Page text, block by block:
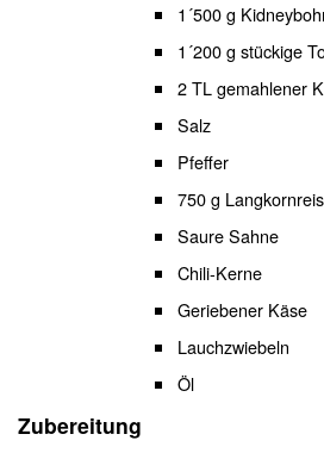
1´500 g
1´200 g stückige
2 TL gemahlener
Salz
Pfeffer
750 g Langkornreis
Saure Sahne
Chili-Kerne
Geriebener Käse
Lauchzwiebeln
Öl
Zubereitung